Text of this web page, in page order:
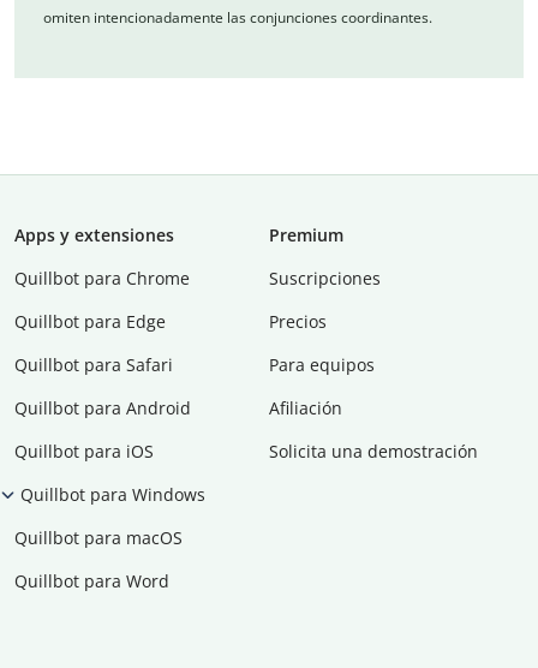
omiten intencionadamente las conjunciones coordinantes.
Apps y extensiones
Quillbot para Chrome
Quillbot para Edge
Quillbot para Safari
Quillbot para Android
Quillbot para iOS
Quillbot para Windows
Quillbot para macOS
Quillbot para Word
Premium
Suscripciones
Precios
Para equipos
Afiliación
Solicita una demostración